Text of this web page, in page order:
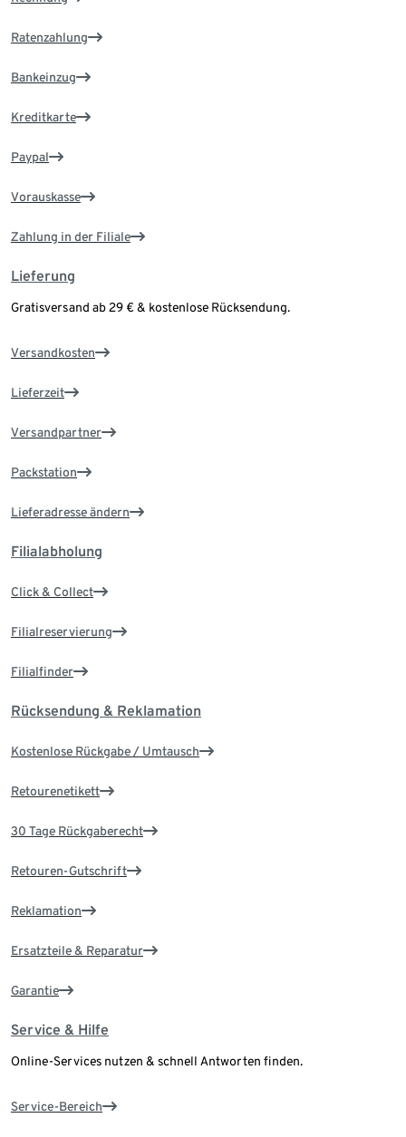
Ratenzahlung
Bankeinzug
Kreditkarte
Paypal
Vorauskasse
Zahlung in der Filiale
Lieferung
Gratisversand ab 29 € & kostenlose Rücksendung.
Versandkosten
Lieferzeit
Versandpartner
Packstation
Lieferadresse ändern
Filialabholung
Click & Collect
Filialreservierung
Filialfinder
Rücksendung & Reklamation
Kostenlose Rückgabe / Umtausch
Retourenetikett
30 Tage Rückgaberecht
Retouren-Gutschrift
Reklamation
Ersatzteile & Reparatur
Garantie
Service & Hilfe
Online-Services nutzen & schnell Antworten finden.
Service-Bereich